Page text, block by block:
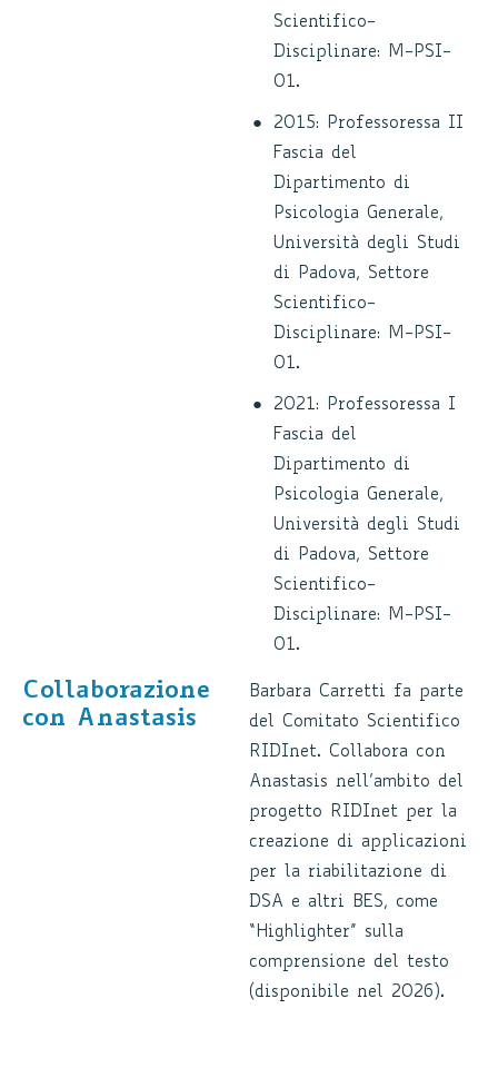
Scientifico-
Disciplinare: M-PSI-
01.
2015: Professoressa II
Fascia del
Dipartimento di
Psicologia Generale,
Università degli Studi
di Padova, Settore
Scientifico-
Disciplinare: M-PSI-
01.
2021: Professoressa I
Fascia del
Dipartimento di
Psicologia Generale,
Università degli Studi
di Padova, Settore
Scientifico-
Disciplinare: M-PSI-
01.
Collaborazione
con Anastasis
Barbara Carretti fa parte
del Comitato Scientifico
RIDInet. Collabora con
Anastasis nell’ambito del
progetto RIDInet per la
creazione di applicazioni
per la riabilitazione di
DSA e altri BES, come
“Highlighter” sulla
comprensione del testo
(disponibile nel 2026).